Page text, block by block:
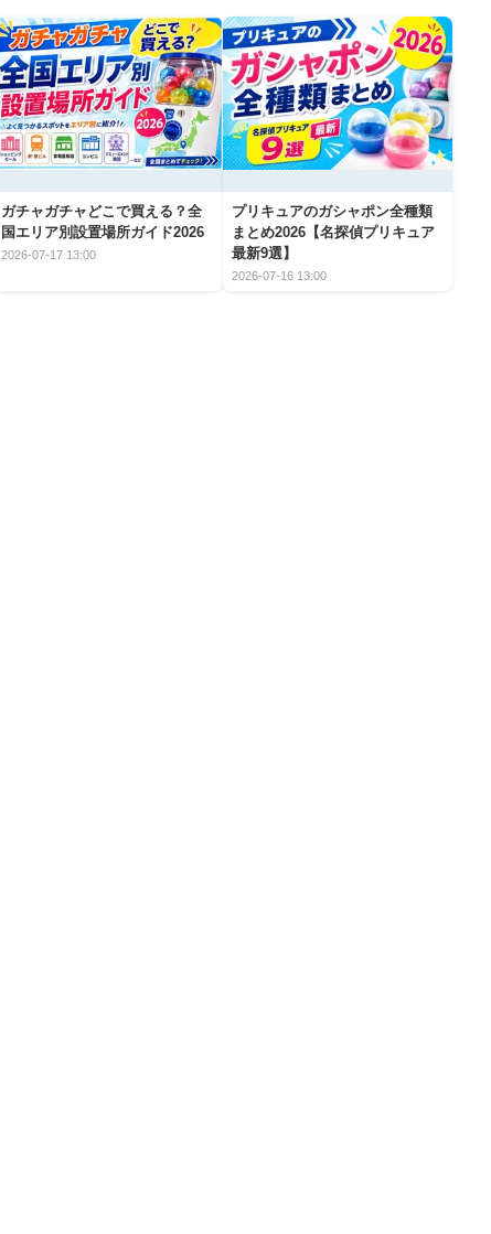
ガチャガチャどこで買える？全
国エリア別設置場所ガイド2026
2026-07-17 13:00
プリキュアのガシャポン全種類
まとめ2026【名探偵プリキュア
最新9選】
2026-07-16 13:00